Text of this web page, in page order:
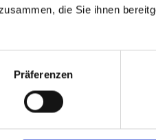
die Sie ihnen
Präferenzen